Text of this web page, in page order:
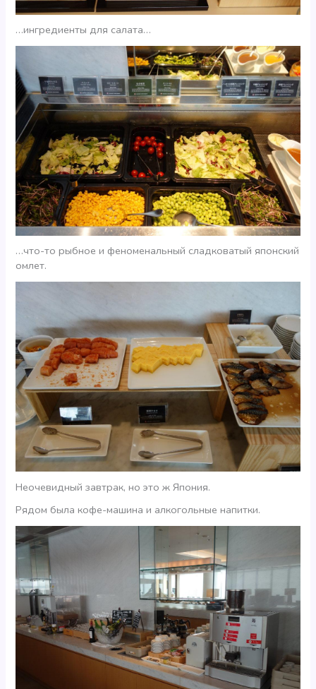
…ингредиенты для салата…
…что-то рыбное и феноменальный сладковатый японский
омлет.
Неочевидный завтрак, но это ж Япония.
Рядом была кофе-машина и алкогольные напитки.